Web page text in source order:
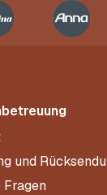
und
Fragen